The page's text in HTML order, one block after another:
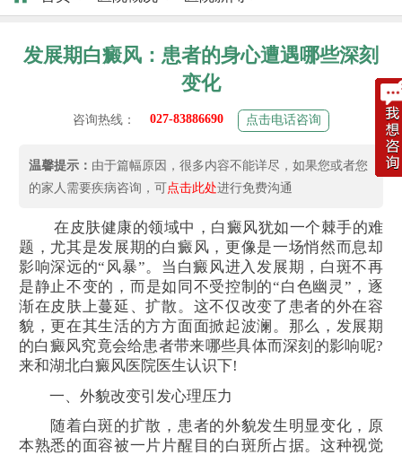
发展期白癜风：患者的身心遭遇哪些深刻
变化
咨询热线： 027-83886690 点击电话咨询
温馨提示： 由于篇幅原因，很多内容不能详尽，如果您或者您
的家人需要疾病咨询，可点击此处进行免费沟通
在皮肤健康的领域中，白癜风犹如一个棘手的难
题，尤其是发展期的白癜风，更像是一场悄然而息却
影响深远的“风暴”。当白癜风进入发展期，白斑不再
是静止不变的，而是如同不受控制的“白色幽灵”，逐
渐在皮肤上蔓延、扩散。这不仅改变了患者的外在容
貌，更在其生活的方方面面掀起波澜。那么，发展期
的白癜风究竟会给患者带来哪些具体而深刻的影响呢?
来和湖北白癜风医院医生认识下!
一、外貌改变引发心理压力
随着白斑的扩散，患者的外貌发生明显变化，原
本熟悉的面容被一片片醒目的白斑所占据。这种视觉